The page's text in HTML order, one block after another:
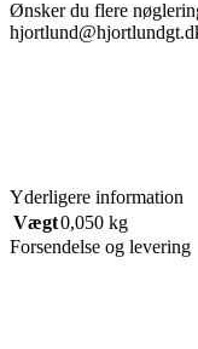
Ønsker du flere
Yderligere information
Vægt0,050 kg
Forsendelse og levering